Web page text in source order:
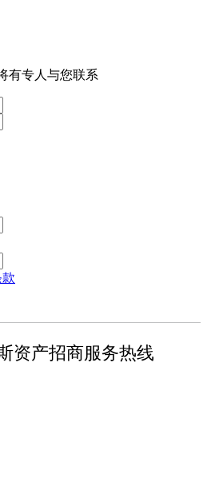
有专人与您联系
资产招商服务热线